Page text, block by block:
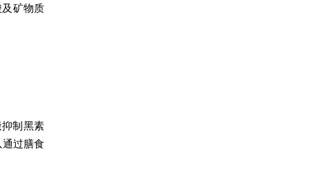
矿物质
制黑素
过膳食